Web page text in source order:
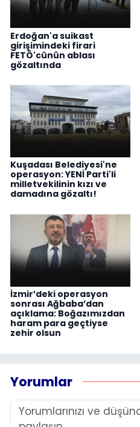
Erdoğan'a suikast
girişimindeki firari
FETÖ'cünün ablası
gözaltında
Kuşadası Belediyesi'ne
operasyon: YENİ Parti'li
milletvekilinin kızı ve
damadına gözaltı!
İzmir’deki operasyon
sonrası Ağbaba’dan
açıklama: Boğazımızdan
haram para geçtiyse
zehir olsun
Yorumlar